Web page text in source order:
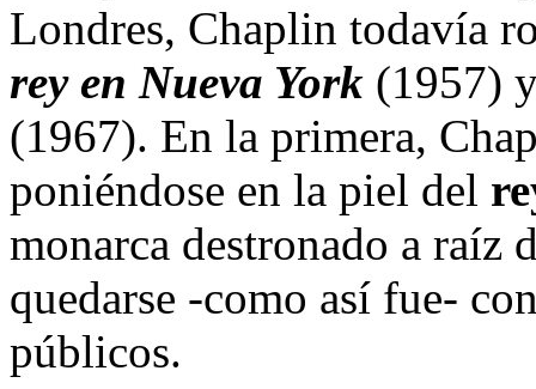
Londres, Chaplin todavía
rey en Nueva York (1957)
(1967). En la primera,
poniéndose en la piel del
monarca destronado a raíz
quedarse -como así fue-
públicos.